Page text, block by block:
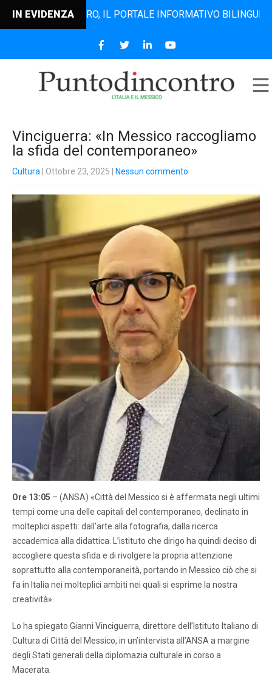
IN EVIDENZAIL PORTALE INFORMATIVO BILINGUE CHE
Vinciguerra: «In Messico raccogliamo
la sfida del contemporaneo»
Cultura | Ottobre 23, 2025 Nessun commento
Ore 13:05 – (ANSA) «Città del Messico si è affermata negli ultimi
tempi come una delle capitali del contemporaneo, declinato in
molteplici aspetti: dall’arte alla fotografia, dalla ricerca
accademica alla didattica. L’istituto che dirigo ha quindi deciso di
accogliere questa sfida e di rivolgere la propria attenzione
soprattutto alla contemporaneità, portando in Messico ciò che si
fa in Italia nei molteplici ambiti nei quali si esprime la nostra
creatività».
Lo ha spiegato Gianni Vinciguerra, direttore dell’Istituto Italiano di
Cultura di Città del Messico, in un’intervista all’ANSA a margine
degli Stati generali della diplomazia culturale in corso a
Macerata.